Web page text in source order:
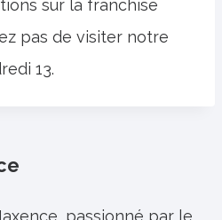
sur la franchise
pas de visiter notre
13.
passionné par le